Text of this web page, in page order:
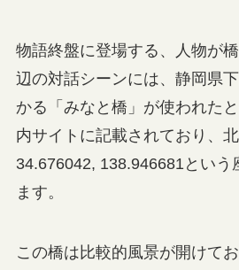
物語終盤に登場する、人物が
辺の対話シーンには、静岡県
かる「みなと橋」が使われた
内サイトに記載されており、
34.676042, 138.946681という
ます。
この橋は比較的風景が開けて